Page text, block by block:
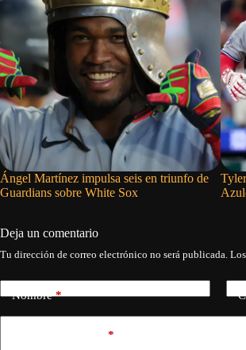
Ángel Martínez impulsa seis en triunfo de
Guardians sobre White Sox
Deja un comentario
Tu dirección de correo electrónico no será publicada.
Nombre*
*